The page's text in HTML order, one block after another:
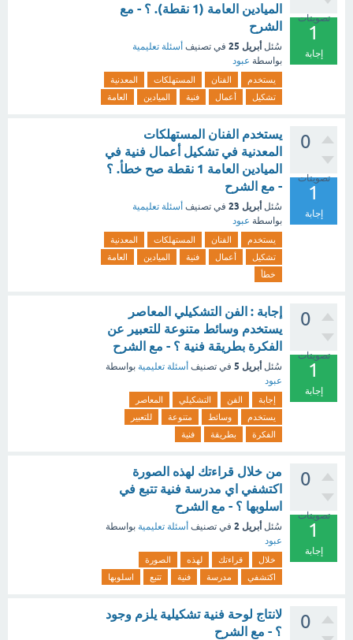
تصويتات
1
إجابة
الميادين العامة (1 نقطة). ؟ - مع
الشرح
سُئل أبريل 25 في تصنيف أسئلة تعليمية
بواسطة عبود
يستخدم الفنان المستهلكات
المعدنية
تشكيل
أعمال فنية الميادين العامة
0
تصويتات
1
إجابة
يستخدم الفنان المستهلكات
المعدنية في تشكيل أعمال فنية في
الميادين العامة 1 نقطة صح خطأ. ؟
- مع الشرح
سُئل أبريل 23 في تصنيف أسئلة تعليمية
بواسطة عبود
يستخدم الفنان المستهلكات
المعدنية
تشكيل
أعمال فنية الميادين
العامة
خطأ
0
تصويتات
1
إجابة
إجابة : الفن التشكيلي المعاصر
يستخدم وسائط متنوعة للتعبير عن
الفكرة بطريقة فنية ؟ - مع الشرح
سُئل أبريل 5 في تصنيف أسئلة تعليمية بواسطة
عبود
إجابة الفن التشكيلي
المعاصر
يستخدم
وسائط متنوعة
للتعبير
الفكرة
بطريقة فنية
0
تصويتات
1
إجابة
من خلال قراءتك لهذه الصورة
اكتشفي اي مدرسة فنية تتبع في
اسلوبها ؟ - مع الشرح
سُئل أبريل 2 في تصنيف أسئلة تعليمية بواسطة
عبود
خلال قراءتك لهذه
الصورة
اكتشفي
مدرسة فنية تتبع اسلوبها
0
لانتاج لوحة فنية تشكيلية يلزم وجود
؟ - مع الشرح